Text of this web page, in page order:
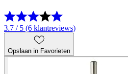
3.7 / 5 (6 klantreviews)
Opslaan in Favorieten